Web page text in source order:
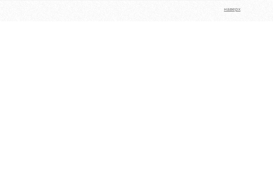
наверх